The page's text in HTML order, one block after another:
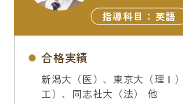
指導科目：英語
合格実績
新潟大（医）、東京大（理Ⅰ
工）、同志社大（法） 他